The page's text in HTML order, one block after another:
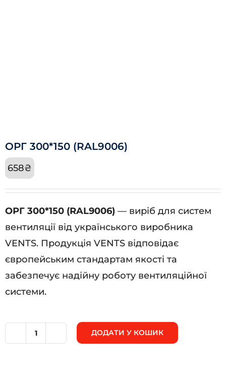
ОРГ 300*150 (RAL9006)
658₴
ОРГ 300*150 (RAL9006) — виріб для систем
вентиляції від українського виробника
VENTS. Продукція VENTS відповідає
європейським стандартам якості та
забезпечує надійну роботу вентиляційної
системи.
ДОДАТИ У КОШИК